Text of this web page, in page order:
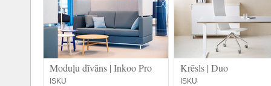
Moduļu dīvāns | Inkoo Pro
ISKU
Krēsls | Duo
ISKU